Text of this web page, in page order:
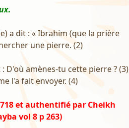
a dit : « Ibrahim (que la prière
une pierre. (2)
D'où amènes-tu cette pierre ? (3)
l'a fait envoyer. (4)
et authentifié par Cheikh
vol 8 p 263)